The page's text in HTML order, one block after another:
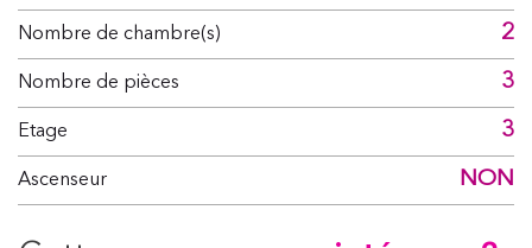
Nombre de chambre(s) 2
Nombre de pièces 3
Etage 3
Ascenseur NON